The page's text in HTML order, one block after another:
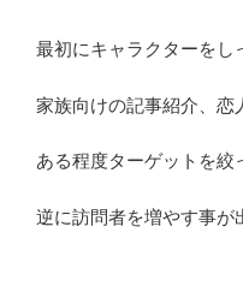
最初にキャラクターをし
家族向けの記事紹介、恋
ある程度ターゲットを絞
逆に訪問者を増やす事が